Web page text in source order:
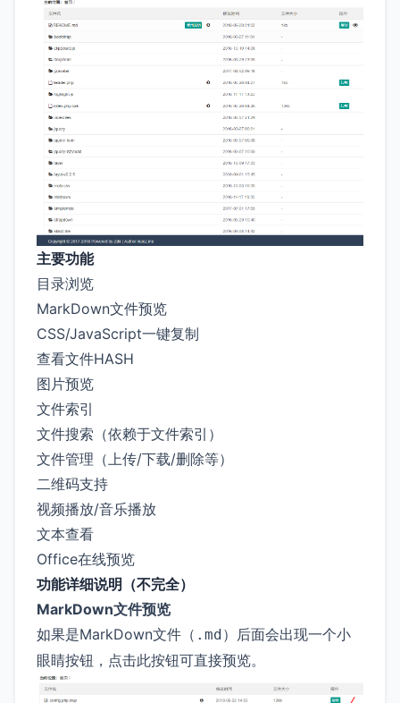
主要功能
目录浏览
MarkDown文件预览
CSS/JavaScript一键复制
查看文件HASH
图片预览
文件索引
文件搜索（依赖于文件索引）
文件管理（上传/下载/删除等）
二维码支持
视频播放/音乐播放
文本查看
Office在线预览
功能详细说明（不完全）
MarkDown文件预览
如果是MarkDown文件（ .md）后面会出现一个小
眼睛按钮，点击此按钮可直接预览。